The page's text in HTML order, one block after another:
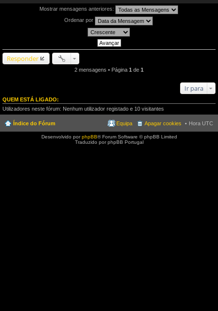
Mostrar mensagens anteriores:
Ordenar por
Responder
2 mensagens • Página 1 de 1
Ir para
QUEM ESTÁ LIGADO:
Utilizadores neste fórum: Nenhum utilizador registado e 10 visitantes
Índice do Fórum Hora UTC
Apagar cookies
Equipa
Desenvolvido porphpBB® Forum Software © phpBB Limited
Traduzido por phpBB Portugal